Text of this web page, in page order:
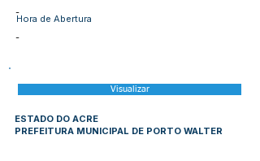
-
Hora de Abertura
-
Visualizar
ESTADO DO ACRE
PREFEITURA MUNICIPAL DE PORTO WALTER